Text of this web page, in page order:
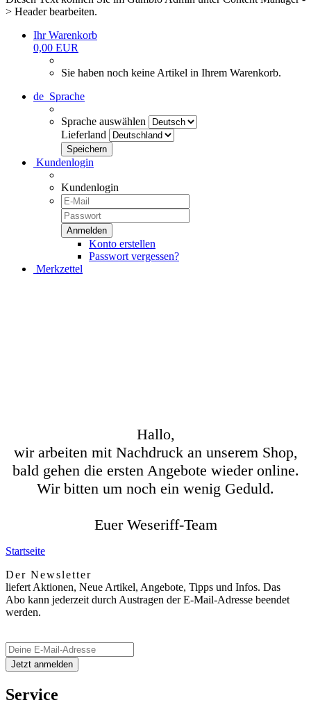
> Header bearbeiten.
Ihr Warenkorb
0,00 EUR
Sie haben noch keine Artikel in Ihrem Warenkorb.
de Sprache
Sprache auswählen
Lieferland
Kundenlogin
Kundenlogin
Konto erstellen
Passwort vergessen?
Merkzettel
Hallo,
wir arbeiten mit Nachdruck an unserem Shop,
bald gehen die ersten Angebote wieder online.
Wir bitten um noch ein wenig Geduld.
Euer Weseriff-Team
Startseite
Der Newsletter
liefert Aktionen, Neue Artikel, Angebote, Tipps und Infos. Das
Abo kann jederzeit durch Austragen der E-Mail-Adresse beendet
werden.
Service